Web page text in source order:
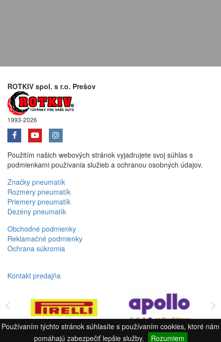
ROTKIV spol. s r.o. Prešov
1993-2026
Použitím našich webových stránok vyjadrujete svoj súhlas s
podmienkami používania služieb a ochranou osobných údajov.
Značky pneumatík
Rozmery pneumatík
Priemery pneumatík
Dezény pneumatík
Obchodné podmienky
Reklamačné podmienky
Ochrana súkromia
Kontakt predajňa
Používaním týchto stránok súhlasíte s používaním cookies, ktoré nám
pomáhajú zabezpečiť lepšie služby.
Rozumiem